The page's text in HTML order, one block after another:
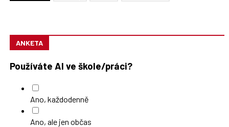
ANKETA
Používáte AI ve škole/práci?
Ano, každodenně
Ano, ale jen občas